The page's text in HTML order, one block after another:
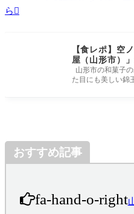
ら
【食レポ】空
屋（山形市）
山形市の和菓子
た目にも美しい錦
おすすめ記事
fa-hand-o-right